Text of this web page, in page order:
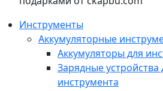
Инструменты
Аккумуляторные
Аккумуляторы для
Зарядные устройства
инструмента